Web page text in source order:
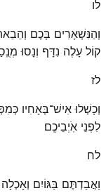
לו
וְהַנִּשְׁאָרִים בָּכֶם
קוֹל עָלֶה נִדָּף וְנָסוּ
לז
וְכָשְׁלוּ אִישׁ־בְּאָחִיו
לִפְנֵי אֹֽיְבֵיכֶֽם׃
לח
וַאֲבַדְתֶּם בַּגּוֹיִם